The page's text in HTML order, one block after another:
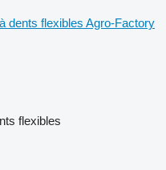
dents flexibles Agro-Factory
flexibles